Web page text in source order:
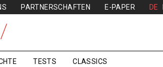
PARTNERSCHAFTEN E-PAPER DE
TESTS CLASSICS